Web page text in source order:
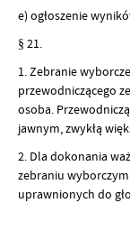
e) ogłoszenie
§ 21.
1. Zebranie
przewodniczącego
osoba.
jawnym, zwykłą
2. Dla dokonania
zebraniu
uprawnionych do